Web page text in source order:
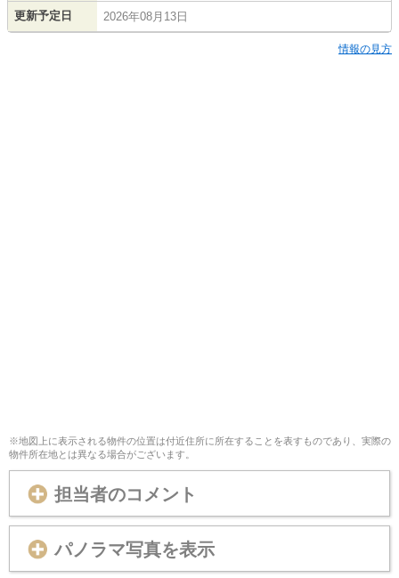
更新予定日 2026年08月13日
情報の見方
※地図上に表示される物件の位置は付近住所に所在することを表すものであり、実際の
物件所在地とは異なる場合がございます。
担当者のコメント
パノラマ写真を表示